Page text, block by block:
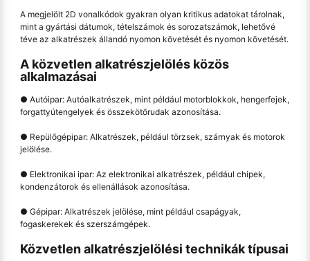
A megjelölt 2D vonalkódok gyakran olyan kritikus adatokat tárolnak,
mint a gyártási dátumok, tételszámok és sorozatszámok, lehetővé
téve az alkatrészek állandó nyomon követését és nyomon követését.
A közvetlen alkatrészjelölés közös
alkalmazásai
● Autóipar: Autóalkatrészek, mint például motorblokkok, hengerfejek,
forgattyútengelyek és összekötőrudak azonosítása.
● Repülőgépipar: Alkatrészek, például törzsek, szárnyak és motorok
jelölése.
● Elektronikai ipar: Az elektronikai alkatrészek, például chipek,
kondenzátorok és ellenállások azonosítása.
● Gépipar: Alkatrészek jelölése, mint például csapágyak,
fogaskerekek és szerszámgépek.
Közvetlen alkatrészjelölési technikák típusai